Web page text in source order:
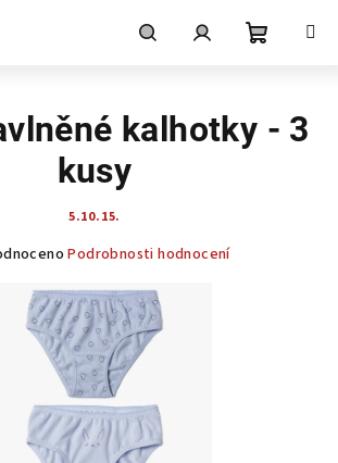
košík
kalhotky - 3
kusy
5.10.15.
Podrobnosti hodnocení